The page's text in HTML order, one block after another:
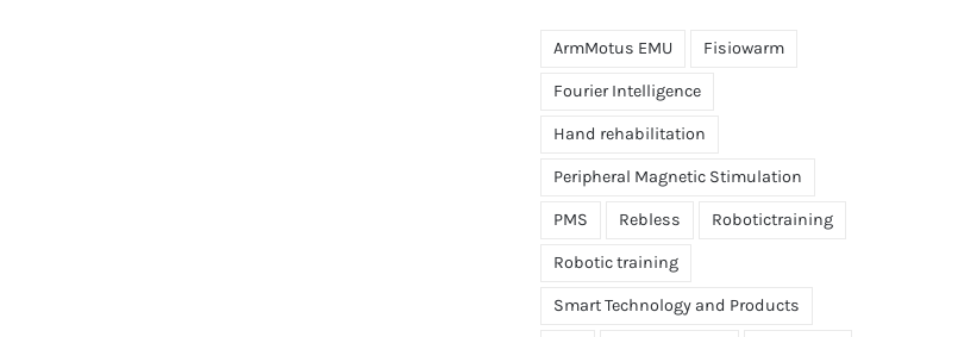
ArmMotus EMU Fisiowarm
Fourier Intelligence
Hand rehabilitation
Peripheral Magnetic Stimulation
PMS Rebless Robotictraining
Robotic training
Smart Technology and Products